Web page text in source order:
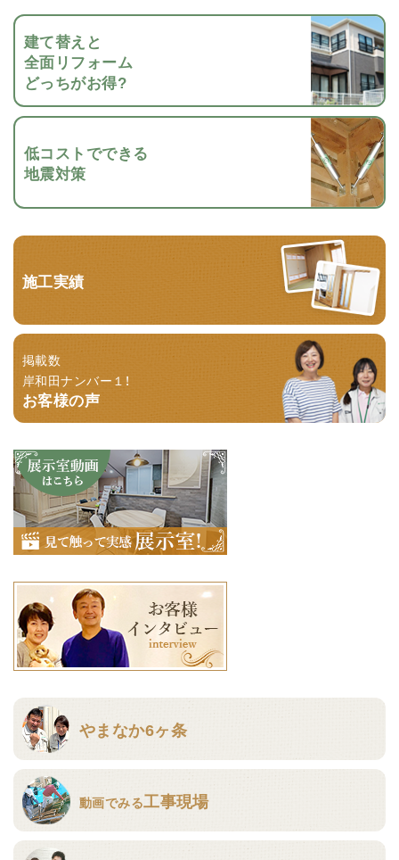
建て替えと
全面リフォーム
どっちがお得?
低コストでできる
地震対策
施工実績
掲載数
岸和田ナンバー１！
お客様の声
やまなか6ヶ条
動画でみる工事現場